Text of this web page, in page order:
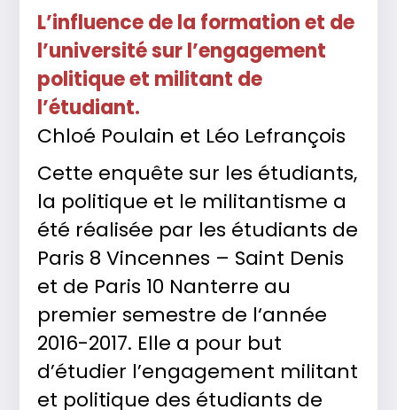
L’influence de la formation et de
l’université sur l’engagement
politique et militant de
l’étudiant.
Chloé Poulain et Léo Lefrançois
Cette enquête sur les étudiants,
la politique et le militantisme a
été réalisée par les étudiants de
Paris 8 Vincennes – Saint Denis
et de Paris 10 Nanterre au
premier semestre de l‘année
2016-2017. Elle a pour but
d’étudier l’engagement militant
et politique des étudiants de